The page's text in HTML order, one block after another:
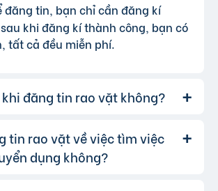
đăng tin, bạn chỉ cần đăng kí
khi đăng kí thành công, bạn có
tất cả đều miễn phí.
đăng tin rao vặt không?
tôi cung cấp gói đăng tin miễn
tất cả người dùng. Tuy nhiên, để
tin rao vặt về việc tìm việc
dụng không?